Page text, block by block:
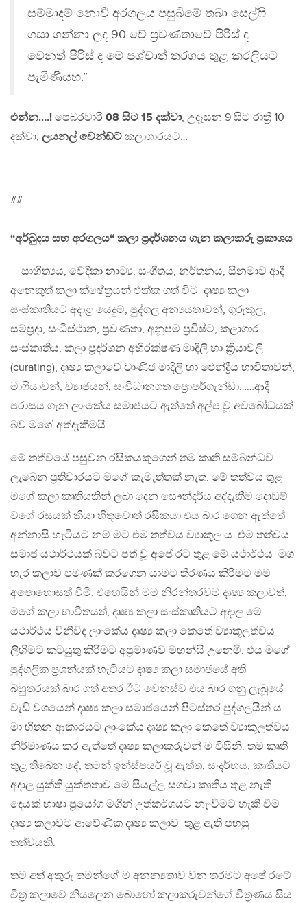
සම්මාදම් නොවී අරගලය පසුබිමේ තබා සෙල්ෆි
ගසා ගන්නා ලද 90 වේ ප්‍රවණතාවේ පිරිස් ද
වෙනත් පිරිස් ද මේ පශ්චාත් තරගය තුළ කරලියට
පැමිණියහ.”
එන්න….! පෙබරවාරි 08 සිට 15 දක්වා, උදෑසන 9 සිට රාත්‍රී 10
දක්වා, ලයනල් වෙන්ඩ්ට් කලාගාරයට…
##
“අර්බුදය සහ අරගලය“ කලා ප්‍රදර්ශනය ගැන කලාකරු ප්‍රකාශය
සාහිත්‍යය, වේදිකා නාට්‍ය, සංගීතය, නර්තනය, සිනමාව ආදී
අනෙකුත් කලා ක්ෂේත්‍රයන් එක්ක ගත් විට දෘෂ්‍ය කලා
සංස්කෘතියට අදාළ යෙදුම්, පුද්ගල අන්‍යයතාවන්, ගුරුකුල,
සම්ප්‍රදා, සංධිස්ථාන, ප්‍රවණතා, අනූපම ප්‍රවිෂ්ට, කලාගාර
සංස්කෘතිය, කලා ප්‍රදර්ශන අභිරක්ෂණ මාදිලි හා ක්‍රියාවලි
(curating), දෘෂ්‍ය කලාවේ වාණිජ මාදිලි හා ඓන්ද්‍රීය භාවිතාවන්,
මාෆියාවන්, ව්‍යාජයන්, සංවිධානගත ප්‍රොපර්ගැන්ඩා……ආදී
පරාසය ගැන ලාංකේය සමාජයට ඇත්තේ අල්ප වූ අවබෝධයක්
බව මගේ අත්දැකීමයි.
මේ තත්වයේ පසුවන රසිකයකුගෙන් තම කෘති සම්බන්ධව
ලැබෙන ප්‍රතිචාරයට මගේ කැමැත්තක් නැත. මේ තත්වය තුළ
මගේ කලා කෘතියකින් ලබා දෙන සෞන්දර්ය අද්දැකීම දොඩම්
වගේ රසයක් කියා හිතුවොත් රසිකයා එය බාර ගෙන ඇත්තේ
අන්නාසි හැටියට නම් මට එම තත්වය ව්‍යාකූල ය. එම තත්වය
සමාජ යථාර්ථයක් බවට පත් වූ අපේ රට තුළ මේ යථාර්ථය මග
හැර කලාව පමණක් කරගෙන යාමට තීරණය කිරීමට මම
අපොහොසත් වීමි. එහෙයින් මම නිරන්තරවම දෘෂ්‍ය කලාවත්,
මගේ කලා භාවිතයත්, දෘෂ්‍ය කලා සංස්කෘතියට අදාල මේ
යථාර්ථය විනිවිද ලාංකේය දෘෂ්‍ය කලා කෙතේ ව්‍යාකූලත්වය
ලිහීමට කටයුතු කිරීමට අප්‍රමාණව මහන්සි උනෙමි. එය මගේ
පුද්ගලික ප්‍රශන්යක් හැටියට දෘෂ්‍ය කලා සමාජයේ අති
බහුතරයක් බාර ගත් අතර ඊට වෙනස්ව එය බාර ගනු ලැබූයේ
වැඩි වශයෙන් දෘෂ්‍ය කලා සමාජයෙන් පිටස්තර පුද්ගලයින් ය.
මා හිතන ආකාරයට ලාංකේය දෘෂ්‍ය කලා කෙතේ ව්‍යාකූලත්වය
නිර්මාණය කර ඇත්තේ දෘෂ්‍ය කලාකරුවන් ම විසිනි. තම කෘති
තුළ තිබෙන දේ, තමන් ඉන්ස්පයර් වූ ඇත්ත, සංදර්භය, කෘතියට
අදාල යුක්ති යුක්තතාව මේ සියල්ල සගවා කෘතිය තුළ නැති
දෙයක් භාෂා ප්‍රයෝග මගින් උත්කර්ශයට නැංවීමට හැකි වීම
දෘෂ්‍ය කලාවට ආවේණික දෘෂ්‍ය කලාව තුළ ඇති පහසු
තත්වයකි.
තම අත් අකුරු තමන්ගේ ම අනන්‍යතාව වන තරමට අපේ රටේ
චිත්‍ර කලාවේ නියලෙන බොහෝ කලාකරුවන්ගේ චිත්‍රණය සිය